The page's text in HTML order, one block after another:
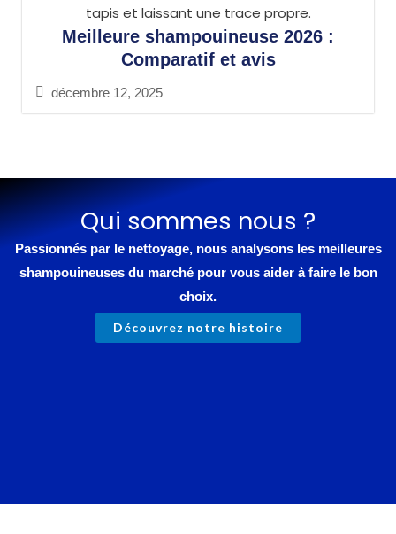
Meilleure shampouineuse 2026 :
Comparatif et avis
décembre 12, 2025
Qui sommes nous ?
Passionnés par le nettoyage, nous analysons les meilleures
shampouineuses du marché pour vous aider à faire le bon
choix.
Découvrez notre histoire